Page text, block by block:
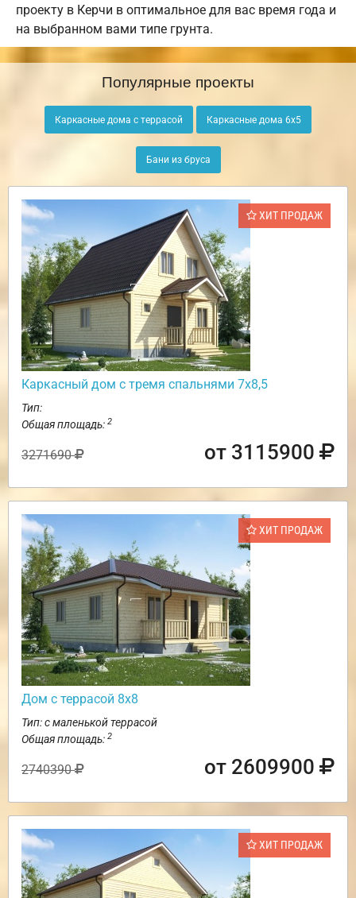
проекту в Керчи в оптимальное для вас время года и
на выбранном вами типе грунта.
Популярные проекты
Каркасные дома с террасой Каркасные дома 6х5
Бани из бруса
ХИТ ПРОДАЖ
Каркасный дом с тремя спальнями 7х8,5
Тип:
Общая площадь: 2
3271690 от 3115900
ХИТ ПРОДАЖ
Дом с террасой 8х8
Тип: с маленькой террасой
Общая площадь: 2
2740390 от 2609900
ХИТ ПРОДАЖ